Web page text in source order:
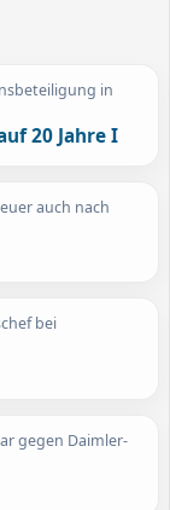
in
20 Jahre I
auch nach
bei
gegen Daimler-